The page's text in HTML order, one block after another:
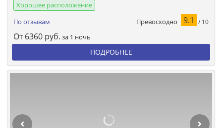
Хорошее расположение
По отзывам
Превосходно 9.1 / 10
От 6360 руб. за 1 ночь
ПОДРОБНЕЕ